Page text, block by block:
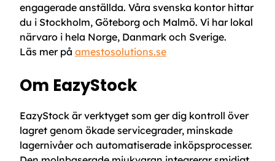
engagerade anställda. Våra svenska kontor hittar
du i Stockholm, Göteborg och Malmö. Vi har lokal
närvaro i hela Norge, Danmark och Sverige.
Läs mer på amestosolutions.se
Om EazyStock
EazyStock är verktyget som ger dig kontroll över
lagret genom ökade servicegrader, minskade
lagernivåer och automatiserade inköpsprocesser.